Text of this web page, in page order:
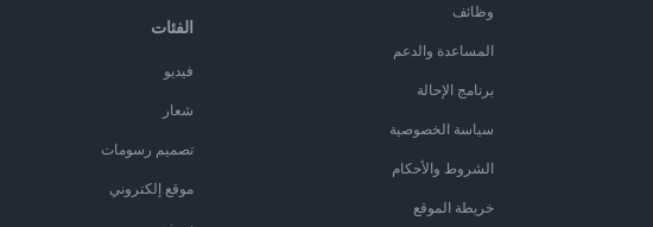
وظائف
المساعدة والدعم
برنامج الإحالة
سياسة الخصوصية
الشروط والأحكام
خريطة الموقع
الفئات
فيديو
شعار
تصميم رسومات
موقع إلكتروني